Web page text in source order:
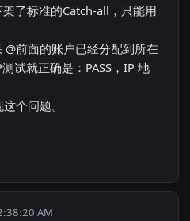
了标准的Catch-all，只能用
@前面的账户已经分配到所在
试就正确是：PASS，IP 地
个问题。
AM